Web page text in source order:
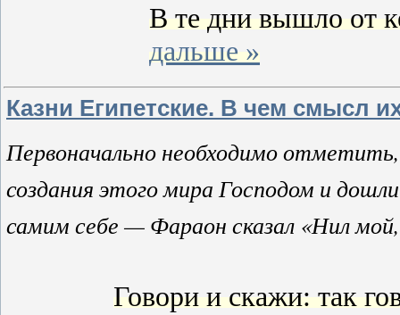
В те дни вышло от
дальше »
Казни Египетские. В чем смысл
Первоначально необходимо
создания этого мира Господом и
самим себе — Фараон сказал «Нил мой,
Говори и скажи: так